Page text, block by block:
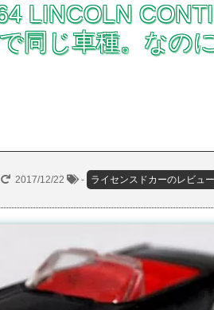
LINCOLN
同じ車種。なの
2017/12/22 - ライセンスドカーのレビュー